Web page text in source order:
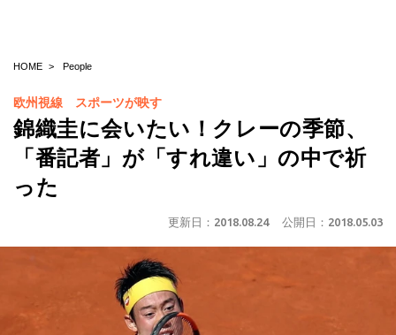
HOME People
欧州視線 スポーツが映す
錦織圭に会いたい！クレーの季節、
「番記者」が「すれ違い」の中で祈
った
更新日： 2018.08.24 公開日： 2018.05.03